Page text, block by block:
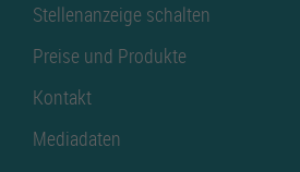
Stellenanzeige schalten
Preise und Produkte
Kontakt
Mediadaten